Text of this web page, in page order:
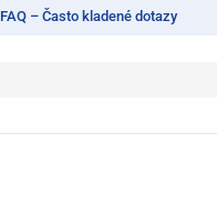
FAQ – Často kladené dotazy